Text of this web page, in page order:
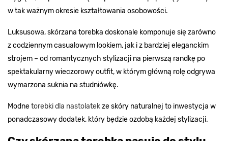
w tak ważnym okresie kształtowania osobowości.
Luksusowa, skórzana torebka doskonale komponuje się zarówno
z codziennym casualowym lookiem, jak i z bardziej eleganckim
strojem – od romantycznych stylizacji na pierwszą randkę po
spektakularny wieczorowy outfit, w którym główną rolę odgrywa
wymarzona suknia na studniówkę.
Modnetorebki dla nastolatekze skóry naturalnej to inwestycja w
ponadczasowy dodatek, który będzie ozdobą każdej stylizacji.